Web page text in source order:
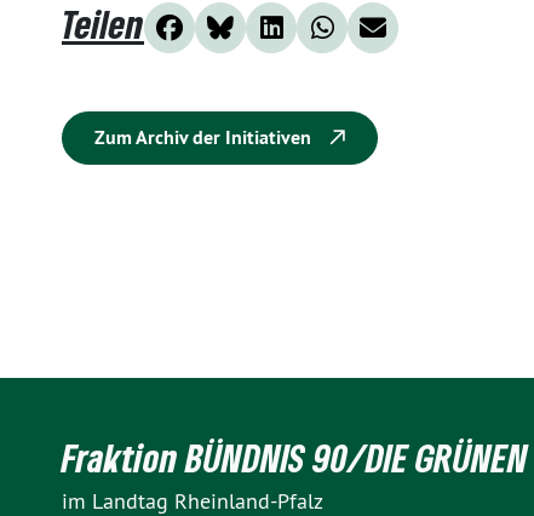
Teilen
Zum Archiv der Initiativen
Fraktion BÜNDNIS 90/DIE GRÜNEN
im Landtag Rheinland-Pfalz